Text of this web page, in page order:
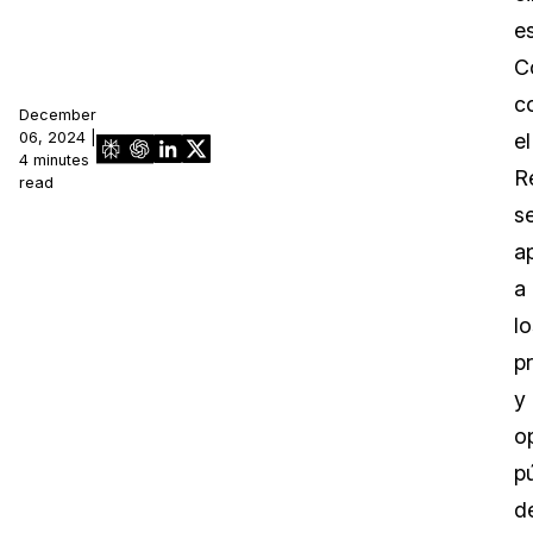
December
06, 2024 |
4 minutes
read
el
a
y